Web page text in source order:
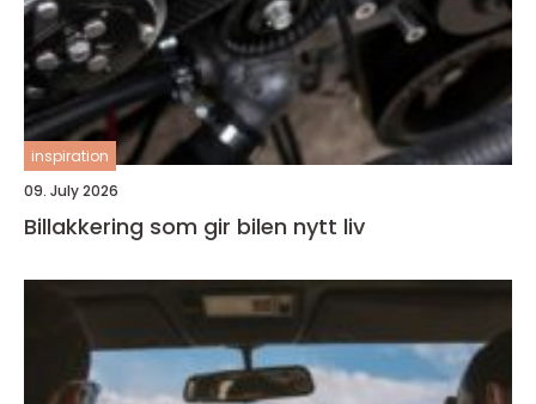
inspiration
09. July 2026
Billakkering som gir bilen nytt liv